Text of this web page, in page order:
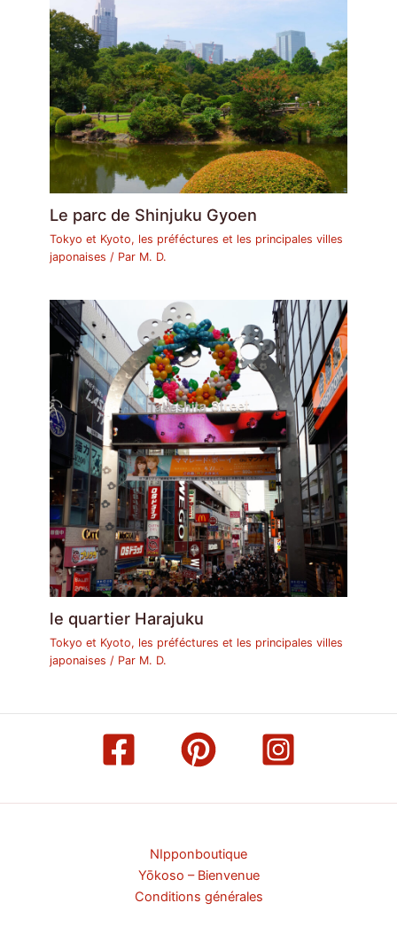
Le parc de Shinjuku Gyoen
Tokyo et Kyoto, les préféctures et les principales villes
japonaises / Par M. D.
le quartier Harajuku
Tokyo et Kyoto, les préféctures et les principales villes
japonaises / Par M. D.
NIpponboutique
Yōkoso – Bienvenue
Conditions générales